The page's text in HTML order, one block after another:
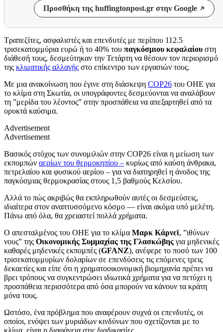
Προσθήκη της huffingtonpost.gr στην Google
Τραπεζίτες, ασφαλιστές και επενδυτές με περίπου 112.5
τρισεκατομμύρια ευρώ ή το 40% του παγκόσμιου κεφαλαίου στη
διάθεσή τους, δεσμεύτηκαν την Τετάρτη να θέσουν τον περιορισμό
της κλιματικής αλλαγής στο επίκεντρο των εργασιών τους.
Με μια ανακοίνωση που έγινε στη διάσκεψη COP26 του ΟΗΕ για
το κλίμα στη Σκωτία, οι υπογράφοντες δεσμεύονται να αναλάβουν
τη ”μερίδα του λέοντος” στην προσπάθεια να απεξαρτηθεί από τα
ορυκτά καύσιμα.
Advertisement
Advertisement
Βασικός στόχος των συνομιλιών στην COP26 είναι η μείωση των
εκπομπών αερίων του θερμοκηπίου – κυρίως από καύση άνθρακα,
πετρελαίου και φυσικού αερίου – για να διατηρηθεί η άνοδος της
παγκόσμιας θερμοκρασίας στους 1,5 βαθμούς Κελσίου.
Αλλά το πώς ακριβώς θα εκπληρωθούν αυτές οι δεσμεύσεις,
ιδιαίτερα στον αναπτυσσόμενο κόσμο ― είναι ακόμα υπό μελέτη.
Πάνω από όλα, θα χρειαστεί πολλά χρήματα.
Ο απεσταλμένος του ΟΗΕ για το κλίμα Μαρκ Κάρνεϊ, ”ιθύνων
νους” της Οικονομικής Συμμαχίας της Γλασκώβης για μηδενικές
καθαρές μηδενικές εκπομπές (GFANZ), ανέφερε το ποσό των 100
τρισεκατομμυρίων δολαρίων σε επενδύσεις τις επόμενες τρεις
δεκαετίες και είπε ότι η χρηματοοικονομική βιομηχανία πρέπει να
βρει τρόπους να συγκεντρώσει ιδιωτικά χρήματα για να πετύχει η
προσπάθεια περισσότερα από όσα μπορούν να κάνουν τα κράτη
μόνα τους.
Ωστόσο, ένα πρόβλημα που αναφέρουν συχνά οι επενδυτές, οι
οποίοι, ενόψει των μυριάδων κινδύνων που σχετίζονται με το
κλίμα, είναι η διαφάνεια στις διαδικασίες.